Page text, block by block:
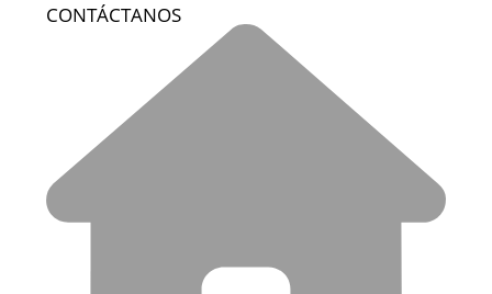
CONTÁCTANOS